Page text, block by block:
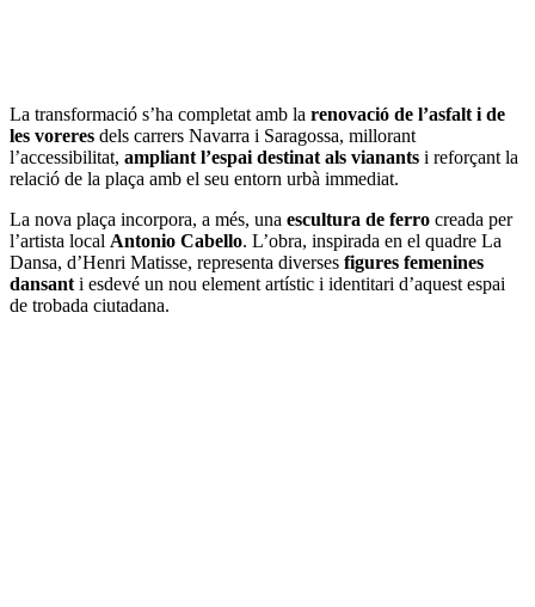
La transformació s’ha completat amb la renovació de l’asfalt i de
les voreres dels carrers Navarra i Saragossa, millorant
l’accessibilitat, ampliant l’espai destinat als vianants i reforçant la
relació de la plaça amb el seu entorn urbà immediat.
La nova plaça incorpora, a més, una escultura de ferro creada per
l’artista local Antonio Cabello. L’obra, inspirada en el quadre La
Dansa, d’Henri Matisse, representa diverses figures femenines
dansant i esdevé un nou element artístic i identitari d’aquest espai
de trobada ciutadana.